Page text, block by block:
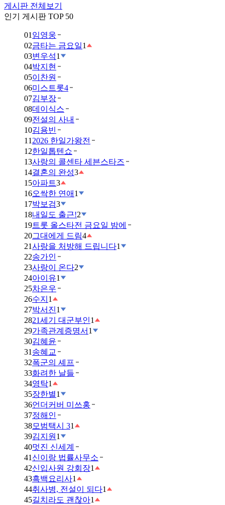
게시판 전체보기
인기 게시판 TOP 50
01 임영웅
02금타는 금요일1
03변우석1
04박지현
05이찬원
06미스트롯4
07김부장
08데이식스
09전설의 사내
10김용빈
11 2026 한일가왕전
12한일톱텐쇼
13사랑의 콜센타 세븐스타즈
14결혼의 완성3
15아파트3
16오싹한 연애 1
17박보검3
18내일도 출근!2
19트롯 올스타전 금요일 밤에
20그대에게 드림4
21사랑을 처방해 드립니다1
22송가인
23사랑이 온다2
24아이유1
25차은우
26수지 1
27박서진1
2821세기 대군부인1
29가족관계증명서 1
30김혜윤
31 송혜교
32폭군의 셰프
33화려한 날들
34영탁1
35장한별1
36언더커버 미쓰홍
37정해인
38모범택시 31
39김지원 1
40멋진 신세계
41 신이랑 법률사무소
42신입사원 강회장1
43흑백요리사1
44취사병, 전설이 되다1
45길치라도 괜찮아1